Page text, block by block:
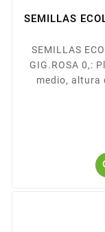
SEMILLAS
SEMILLAS
GIG.ROSA 0,:
medio, altura
rosado,
de 500 gr.